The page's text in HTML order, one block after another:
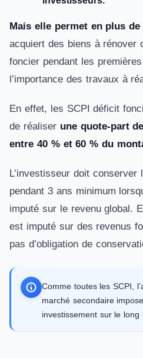
Mais elle permet en plus
acquiert des biens à rénover
foncier pendant les
l’importance des travaux à
En effet, les SCPI déficit
de réaliser une quote-part
entre 40 % et 60 % du
L’investisseur doit conserver
pendant 3 ans minimum
imputé sur le revenu global.
est imputé sur des revenus
pas d’obligation de
Comme toutes les SCPI,
marché secondaire
investissement sur le long